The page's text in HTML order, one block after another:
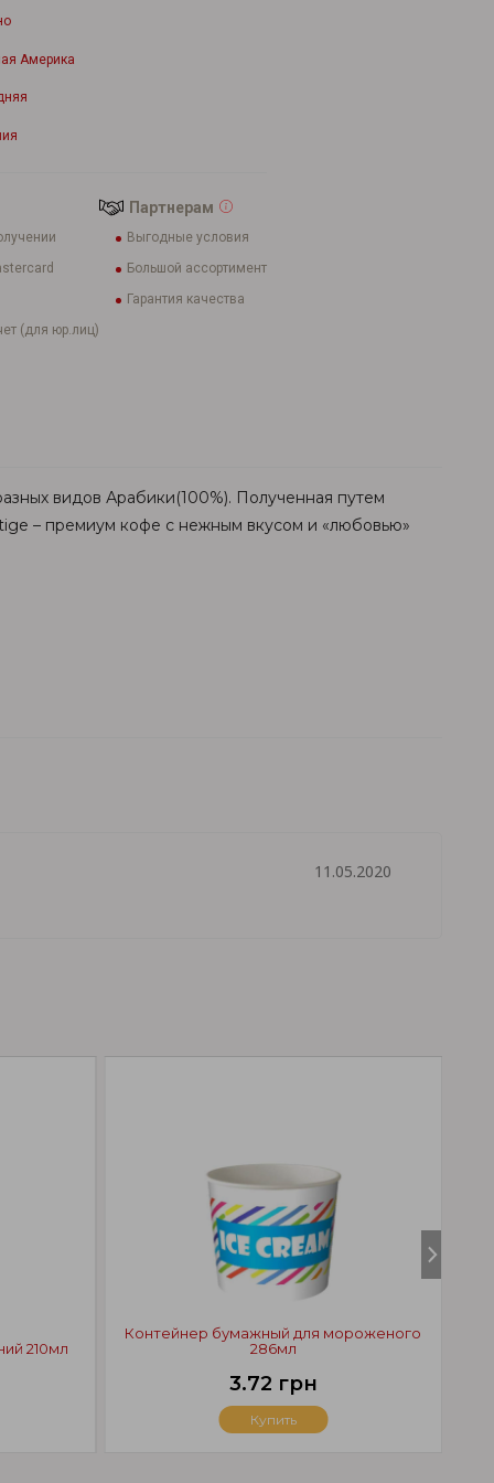
Америка
(для юр.лиц)
Партнерам
Выгодные условия
Большой ассортимент
Гарантия качества
видов Арабики(100%). Полученная путем
– премиум кофе с нежным вкусом и «любовью»
11.05.2020
Контейнер бумажный для мороженого
286мл
3.72 грн
Купить
210мл